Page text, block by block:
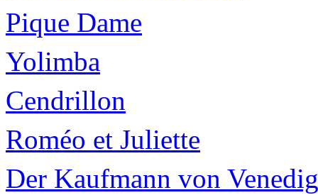
Pique Dame
Yolimba
Cendrillon
Roméo et Juliette
Der Kaufmann von Venedig